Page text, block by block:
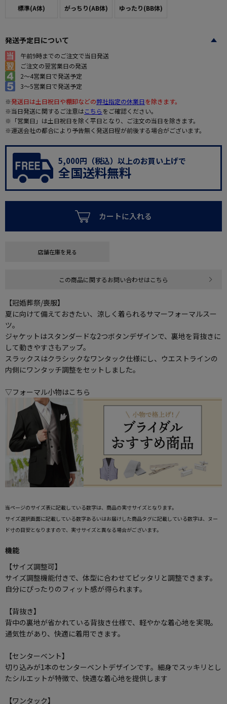
標準(A体) がっちり(AB体) ゆったり(BB体)
発送予定日について
午前9時までのご注文で当日発送
ご注文の翌営業日の発送
2～4営業日で発送予定
3～5営業日で発送予定
※発送日は土日祝日や棚卸などの弊社指定の休業日を除きます。
※当日発送に関するご注意はこちらをご確認ください。
※「営業日」は土日祝日を除く平日となり、ご注文の当日を除きます。
※運送会社の都合により予告無く発送日程が前後する場合がございます。
5,000円（税込）以上のお買い上げで
全国送料無料
カートに入れる
店舗在庫を見る
この商品に関するお問い合わせはこちら
【冠婚葬祭/喪服】
夏に向けて備えておきたい、涼しく着られるサマーフォーマルスー
ツ。
ジャケットはスタンダードな2つボタンデザインで、裏地を背抜きに
して動きやすさもアップ。
スラックスはクラシックなワンタック仕様にし、ウエストラインの
内側にワンタッチ調整をセットしました。
▽フォーマル小物はこちら
当ページのサイズ表に記載している数字は、商品の実寸サイズとなります。
サイズ選択画面に記載している数字あるいはお届けした商品タグに記載している数字は、ヌー
ド寸の目安となりますので、実寸サイズと異なる場合がございます。
機能
【サイズ調整可】
サイズ調整機能付きで、体型に合わせてピッタリと調整できます。
自分にぴったりのフィット感が得られます。
【背抜き】
背中の裏地が省かれている背抜き仕様で、軽やかな着心地を実現。
通気性があり、快適に着用できます。
【センターベント】
切り込みが1本のセンターベントデザインです。細身でスッキリとし
たシルエットが特徴で、快適な着心地を提供します
【ワンタック】